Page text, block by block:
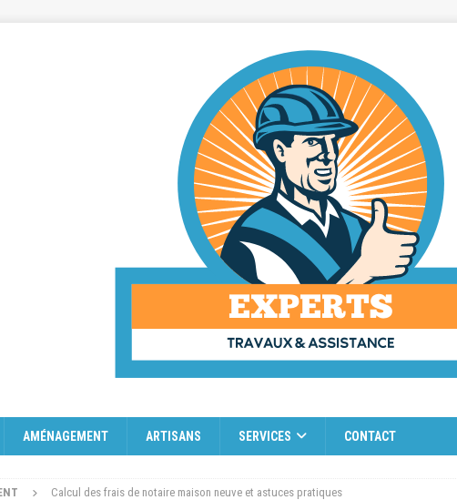
AMÉNAGEMENT ARTISANS SERVICES CONTACT
Calcul des frais de notaire maison neuve et astuces pratiques